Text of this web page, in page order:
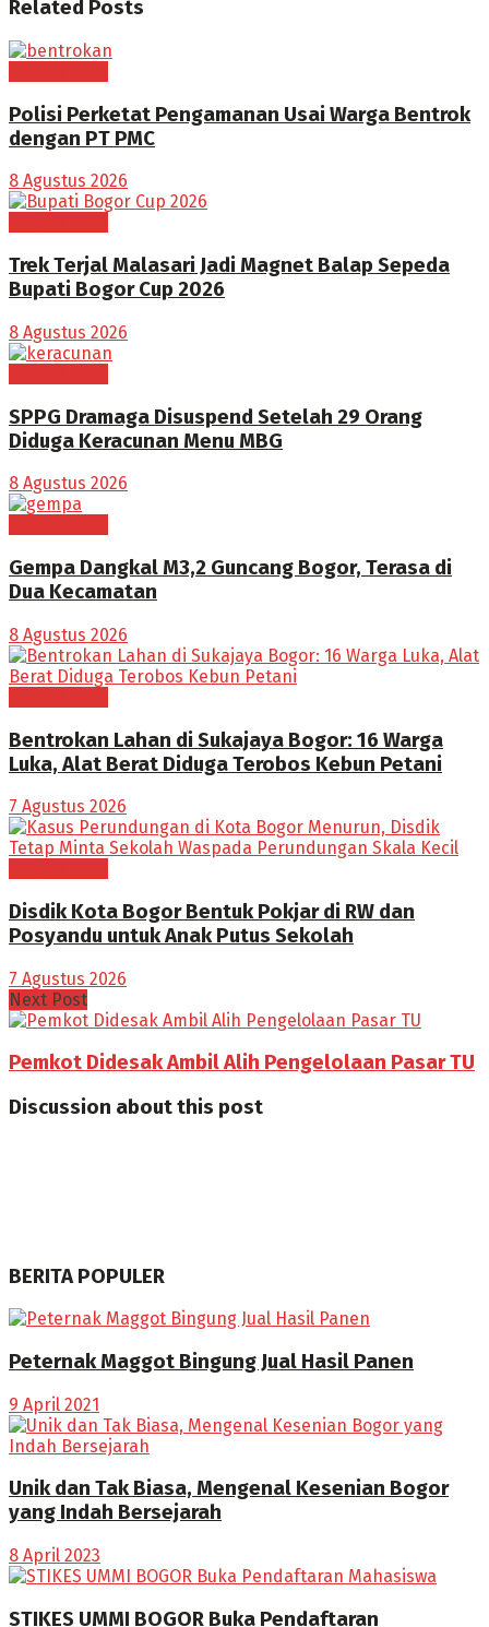
Related Posts
Polisi Perketat Pengamanan Usai Warga Bentrok
dengan PT PMC
8 Agustus 2026
Trek Terjal Malasari Jadi Magnet Balap Sepeda
Bupati Bogor Cup 2026
8 Agustus 2026
SPPG Dramaga Disuspend Setelah 29 Orang
Diduga Keracunan Menu MBG
8 Agustus 2026
Gempa Dangkal M3,2 Guncang Bogor, Terasa di
Dua Kecamatan
8 Agustus 2026
Bentrokan Lahan di Sukajaya Bogor: 16 Warga
Luka, Alat Berat Diduga Terobos Kebun Petani
7 Agustus 2026
Disdik Kota Bogor Bentuk Pokjar di RW dan
Posyandu untuk Anak Putus Sekolah
7 Agustus 2026
Next Post
Pemkot Didesak Ambil Alih Pengelolaan Pasar TU
Discussion about this post
BERITA POPULER
Peternak Maggot Bingung Jual Hasil Panen
9 April 2021
Unik dan Tak Biasa, Mengenal Kesenian Bogor
yang Indah Bersejarah
8 April 2023
STIKES UMMI BOGOR Buka Pendaftaran